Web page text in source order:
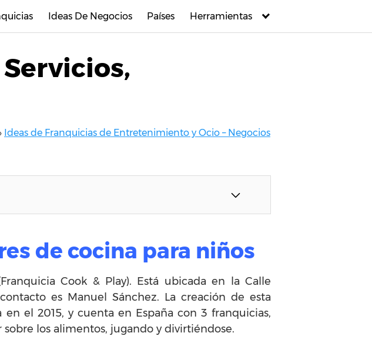
Ideas De Negocios Países Herramientas
Ideas de Franquicias de Entretenimiento y Ocio – Negocios
de cocina para niños
Cook & Play). Está ubicada en la Calle
es Manuel Sánchez. La creación de esta
el 2015, y cuenta en España con 3 franquicias,
los alimentos, jugando y divirtiéndose.